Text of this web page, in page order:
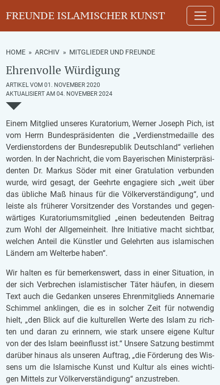
FREUNDE ISLAMISCHER KUNST
HOME » ARCHIV » MITGLIEDER UND FREUNDE
Ehrenvolle Würdigung
ARTIKEL VOM 01. NOVEMBER 2020
AKTUALISIERT AM 04. NOVEMBER 2024
Einem Mit­glied un­se­res Ku­ra­to­ri­um, Wer­ner Jo­seph Pich, ist
vom Herrn Bun­des­prä­si­den­ten die „Ver­dienst­me­dail­le des
Ver­dienst­or­dens der Bun­des­re­pu­blik Deutsch­land“ ver­lie­hen
wor­den. In der Nach­richt, die vom Bay­e­ri­schen Mi­nis­ter­prä­si­
den­ten Dr. Mar­kus Söder mit einer Gra­tu­la­ti­on ver­bun­den
wurde, wird ge­sagt, der Ge­ehr­te en­ga­gie­re sich „weit über
das üb­li­che Maß hin­aus für die Völ­ker­ver­stän­di­gung“, und
leis­te als frü­he­rer Vor­sit­zen­der des Vor­stan­des und ge­gen­
wär­ti­ges Ku­ra­to­ri­ums­mit­glied „einen be­deu­ten­den Bei­trag
zum Wohl der All­ge­mein­heit. Ihre In­iti­a­ti­ve macht sicht­bar,
wel­chen An­teil die Künst­ler und Ge­lehr­ten aus is­la­mi­schen
Län­dern am Welt­erbe haben“.
Wir hal­ten es für be­mer­kens­wert, dass in einer Si­tu­a­ti­on, in
der sich Ver­bre­chen is­la­mis­ti­scher Täter häu­fen, in die­sem
Text auch die Ge­dan­ken un­se­res Eh­ren­mit­glieds An­ne­ma­rie
Schim­mel an­klin­gen, die es in sol­cher Zeit für not­wen­dig
hielt, „den Blick auf die kul­tu­rel­len Werte des Islam zu rich­
ten und daran zu er­in­nern, wie stark un­se­re ei­ge­ne Kul­tur
von der des Islam be­ein­flusst ist.“ Un­se­re Sat­zung be­stimmt
dar­über hin­aus als un­se­ren Auf­trag, „die För­de­rung des Wis­
sens um die Is­la­mi­sche Kunst und Kul­tur als eines wich­ti­
gen Mit­tels zur Völ­ker­ver­stän­di­gung“ an­zu­stre­ben.